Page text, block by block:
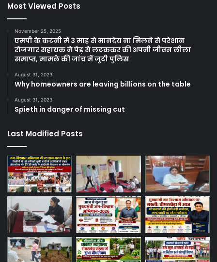
Most Viewed Posts
November 25, 2025
एमपी के कटनी में 3 माह से मानदेय ना मिलने से परेशान
रोजगार सहायक ने पेड़ से लटककर की अपनी जीवन लीला
समाप्त, मामले की जांच में जुटी पुलिस
August 31, 2023
Why homeowners are leaving billions on the table
August 31, 2023
Spieth in danger of missing cut
Last Modified Posts